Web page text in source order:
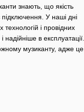
знають, що якість
підключення. У наші дні
і провідних
в експлуатації.
музиканту, адже це